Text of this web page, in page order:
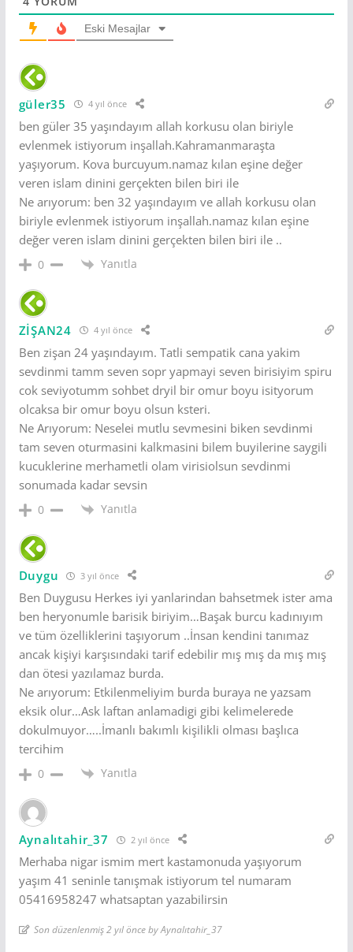
Eski Mesajlar
güler35 4 yıl önce
ben güler 35 yaşındayım allah korkusu olan biriyle
evlenmek istiyorum inşallah.Kahramanmaraşta
yaşıyorum. Kova burcuyum.namaz kılan eşine değer
veren islam dinini gerçekten bilen biri ile
Ne arıyorum: ben 32 yaşındayım ve allah korkusu olan
biriyle evlenmek istiyorum inşallah.namaz kılan eşine
değer veren islam dinini gerçekten bilen biri ile ..
0 Yanıtla
ZİŞAN24 4 yıl önce
Ben zişan 24 yaşındayım. Tatli sempatik cana yakim
sevdinmi tamm seven sopr yapmayi seven birisiyim spiru
cok seviyotumm sohbet dryil bir omur boyu isityorum
olcaksa bir omur boyu olsun ksteri.
Ne Arıyorum: Neselei mutlu sevmesini biken sevdinmi
tam seven oturmasini kalkmasini bilem buyilerine saygili
kucuklerine merhametli olam virisiolsun sevdinmi
sonumada kadar sevsin
0 Yanıtla
Duygu 3 yıl önce
Ben Duygusu Herkes iyi yanlarindan bahsetmek ister ama
ben heryonumle barisik biriyim…Başak burcu kadınıyım
ve tüm özelliklerini taşıyorum ..İnsan kendini tanımaz
ancak kişiyi karşısındaki tarif edebilir mış mış da mış mış
dan ötesi yazılamaz burda.
Ne arıyorum: Etkilenmeliyim burda buraya ne yazsam
eksik olur…Ask laftan anlamadigi gibi kelimelerede
dokulmuyor…..İmanlı bakımlı kişilikli olması başlıca
tercihim
0 Yanıtla
Aynalıtahir_37 2 yıl önce
Merhaba nigar ismim mert kastamonuda yaşıyorum
yaşım 41 seninle tanışmak istiyorum tel numaram
05416958247 whatsaptan yazabilirsin
Son düzenlenmiş 2 yıl önce by Aynalıtahir_37